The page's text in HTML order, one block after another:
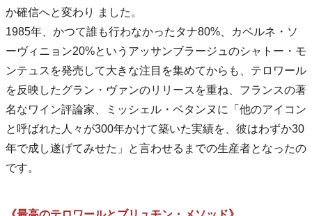
か確信へと変わり ました。
1985年、かつて誰も行わなかったタナ80%、カベルネ・ソ
ーヴィニョン20%というアッサンブラージュのシャトー・モ
ンテュスを発売して大きな注目を集めてからも、テロワール
を反映したグラン・ヴァンのリリースを重ね、フランスの著
名なワイン評論家、ミッシェル・ベタンヌに「他のアイコン
と呼ばれた人々が300年かけて築いた実績を、彼はわずか30
年で成し遂げてみせた」と言わせるまでの生産者となったの
です。